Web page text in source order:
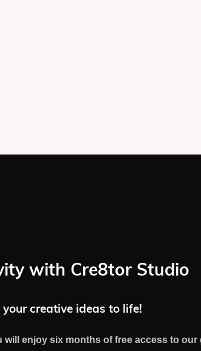
with Cre8tor Studio
your creative ideas to life!
will enjoy six months of free access to our